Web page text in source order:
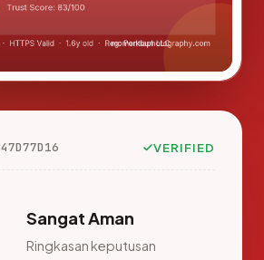
VERIFIED
Sangat Aman
Ringkasan keputusan